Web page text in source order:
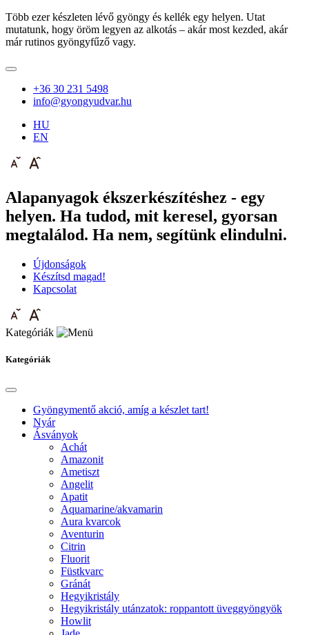
Több ezer készleten lévő gyöngy és kellék egy helyen. Utat
mutatunk, hogy öröm legyen az alkotás – akár most kezded, akár
már rutinos gyöngyfűző vagy.
+36 30 231 5498
info@gyongyudvar.hu
HU
EN
Alapanyagok ékszerkészítéshez - egy
helyen. Ha tudod, mit keresel, gyorsan
megtalálod. Ha nem, segítünk elindulni.
Újdonságok
Készítsd magad!
Kapcsolat
Kategóriák
Kategóriák
Gyöngymentő akció, amíg a készlet tart!
Nyár
Ásványok
Achát
Amazonit
Ametiszt
Angelit
Apatit
Aquamarine/akvamarin
Aura kvarcok
Aventurin
Citrin
Fluorit
Füstkvarc
Gránát
Hegyikristály
Hegyikristály utánzatok: roppantott üveggyöngyök
Howlit